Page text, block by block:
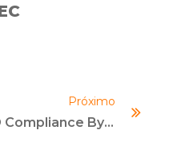
Próximo
O Compliance By Design Como Conceito: Todo Negócio Deveria Nascer Ou Renascer Nesse Valor Intrínseco